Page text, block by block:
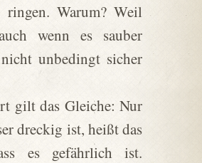
ringen. Warum? Weil
wenn es sauber
unbedingt sicher
gilt das Gleiche: Nur
dreckig ist, heißt das
es gefährlich ist.